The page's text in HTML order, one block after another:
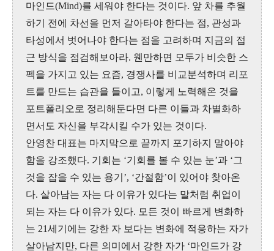
마인드(Mind)를 세워야 한다는 것이다. 앞 차를 추월
하기 전에 차선을 먼저 갈아타야 한다는 점, 관성과
타성에서 벗어나야 한다는 점을 고려하며 지금의 접
근 방식을 점검해보아라. 웬만하면 모두가 비슷한 스
펙을 가지고 있는 요즘, 경쟁사를 비교분석하며 리포
트를 만드는 습관을 들이고, 이렇게 노력해온 것을
포트폴리오로 정리해둔다면 다른 이들과 차별화하
면서도 자신을 부각시킬 수가 있는 것이다.
안영찬 대표는 마지막으로 끝까지 포기하지 말아야
함을 강조했다. 기회는 ‘기회를 볼 수 있는 눈’과 ‘그
것을 잡을 수 있는 용기’, ‘간절함’이 있어야 찾아온
다. 살아남는 자는 다 이유가 있다는 말처럼 취업이
되는 자는 다 이유가 있다. 모든 것이 빠르게 변화하
는 21세기에는 강한 자 보다는 변화에 적응하는 자가
살아남지만, 다른 의미에서 강한 자가 ‘마인드가 강